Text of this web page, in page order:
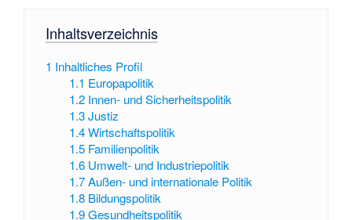
Inhaltsverzeichnis
1 Inhaltliches Profil
1.1 Europapolitik
1.2 Innen- und Sicherheitspolitik
1.3 Justiz
1.4 Wirtschaftspolitik
1.5 Familienpolitik
1.6 Umwelt- und Industriepolitik
1.7 Außen- und internationale Politik
1.8 Bildungspolitik
1.9 Gesundheitspolitik